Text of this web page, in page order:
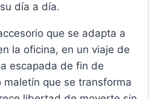
día a día.
que se adapta a
la oficina, en un viaje de
escapada de fin de
maletín que se transforma